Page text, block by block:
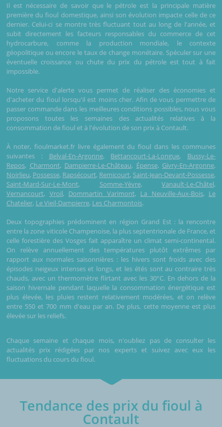
Il est nécessaire de savoir que le pétrole est la principale matière
première du fioul domestique, ainsi son évolution impacte celle de ce
dernier. Celui-ci se montre très fluctuant tout au long de l'année, et
subit directement les facteurs responsables du commerce de cet
hydrocarbure, comme la production mondiale, le contexte
géopolitique ou encore le taux de change monétaire. Spéculer sur une
éventuelle croissance ou chute du prix du pétrole est tout à fait
impossible.
Notre service d'alerte vous permet de réaliser des économies et
d'acheter du fioul lorsqu'il est moins cher. Afin de vous permettre de
passer commande dans les meilleures conditions possibles, nous vous
proposons toutes les semaines des actualités relatives à la
consommation de fioul et à l'évolution de son prix à Contault.
À noter, fioulmarket.fr livre également du fioul dans les communes
suivantes : Belval-En-Argonne, Bettancourt-La-Longue, Bussy-Le-
Repos, Charmont, Dampierre-Le-Château, Épense, Givry-En-Argonne,
Noirlieu, Possesse, Rapsécourt, Remicourt, Saint-Jean-Devant-Possesse,
Saint-Mard-Sur-Le-Mont, Somme-Yèvre, Vanault-Le-Châtel,
Vernancourt, Vroil, Dommartin Varimont, La Neuville-Aux-Bois, Le
Chatelier, Le Vieil-Dampierre, Les Charmontois.
Deux topographies prédominent en région Grand Est : la rencontre
entre la zone viticole Champenoise, la plus septentrionale de France, et
celle forestière des Vosges fait apparaître un climat semi-continental.
On relève annuellement des températures plutôt extrêmes par
rapport aux normales saisonnières : les hivers sont froids avec des
épisodes neigeux intenses et longs, et les étés sont au contraire très
chauds, avec un thermomètre flirtant avec les 30°C. En dehors de la
saison hivernale pendant laquelle la consommation énergétique est
plus élevée, les pluies restent relativement modérées, et on relève
entre 550 et 700 mm d'eau par an. De plus, cette moyenne est plus
élevée sur les reliefs.
Chaque semaine et chaque mois, n'oubliez pas de consulter les
actualités prix rédigées par nos experts et suivez avec eux les
fluctuations du cours du fioul.
Tendance des prix du fioul à
Contault